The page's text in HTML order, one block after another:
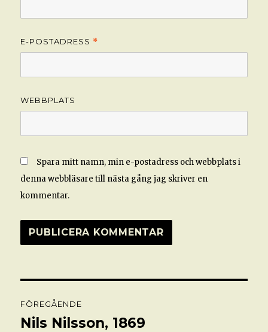
E-POSTADRESS *
WEBBPLATS
Spara mitt namn, min e-postadress och webbplats i
denna webbläsare till nästa gång jag skriver en
kommentar.
FÖREGÅENDE
Föregående
Nils Nilsson, 1869